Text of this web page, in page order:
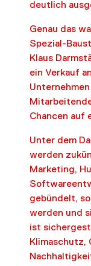
deutlich
Genau das
Spezial-
Klaus
ein Verkauf
Chancen auf
Unter dem
werden
Marketing,
gebündelt,
werden und
ist
Klimaschutz,